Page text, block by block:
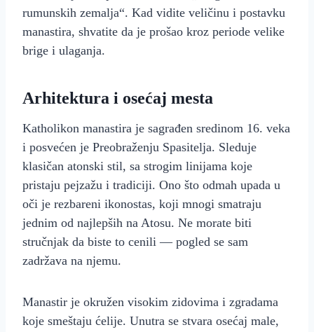
rumunskih zemalja“. Kad vidite veličinu i postavku
manastira, shvatite da je prošao kroz periode velike
brige i ulaganja.
Arhitektura i osećaj mesta
Katholikon manastira je sagrađen sredinom 16. veka
i posvećen je Preobraženju Spasitelja. Sleduje
klasičan atonski stil, sa strogim linijama koje
pristaju pejzažu i tradiciji. Ono što odmah upada u
oči je rezbareni ikonostas, koji mnogi smatraju
jednim od najlepših na Atosu. Ne morate biti
stručnjak da biste to cenili — pogled se sam
zadržava na njemu.
Manastir je okružen visokim zidovima i zgradama
koje smeštaju ćelije. Unutra se stvara osećaj male,